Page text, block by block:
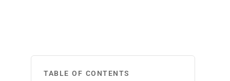
TABLE OF CONTENTS